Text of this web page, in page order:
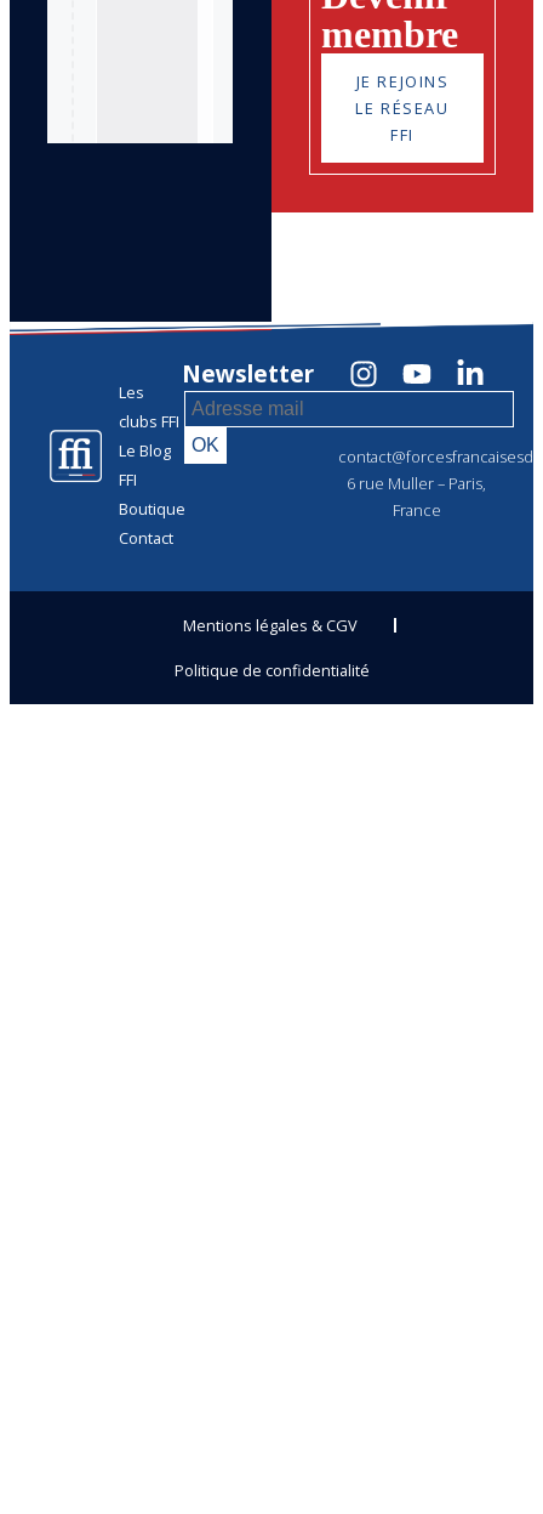
membre
JE REJOINS
LE RÉSEAU
FFI
Les
clubs FFI
Le Blog
FFI
Boutique
Contact
6 rue Muller – Paris,
France
Newsletter
Mentions légales & CGV
Politique de confidentialité